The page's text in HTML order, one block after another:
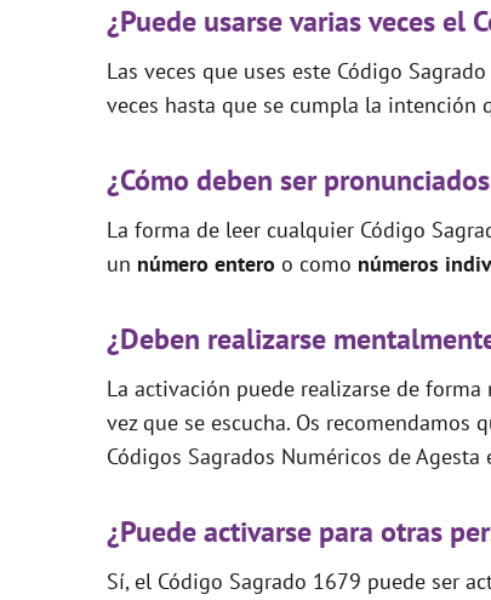
¿Puede usarse varias veces el
Las veces que uses este Código
veces hasta que se cumpla la intención
¿Cómo deben ser
La forma de leer cualquier Código
un número entero o como números
¿Deben realizarse
La activación puede realizarse de
vez que se escucha. Os
Códigos Sagrados Numéricos de
¿Puede activarse para otras
Sí, el Código Sagrado 1679 puede ser